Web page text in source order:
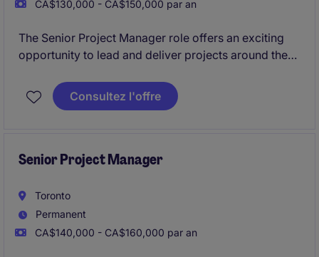
CA$130,000 - CA$150,000 par an
The Senior Project Manager role offers an exciting
opportunity to lead and deliver projects around the
a professional with a strong background in managing
multiple projects, ensuring quality, and meeting
Consultez l'offre
Senior Project Manager
Toronto
Permanent
CA$140,000 - CA$160,000 par an